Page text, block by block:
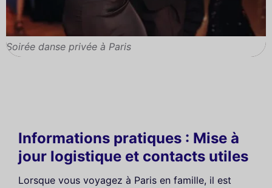
Soirée danse privée à Paris
Informations pratiques : Mise à
jour logistique et contacts utiles
Lorsque vous voyagez à Paris en famille, il est